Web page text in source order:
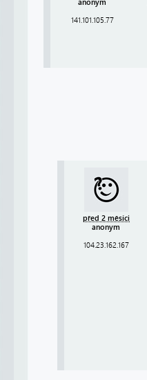
anonym
141.101.105.77
před 2 měsíci
anonym
104.23.162.167